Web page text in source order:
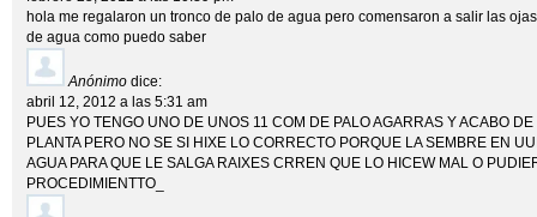
hola me regalaron un tronco de palo de agua pero comensaron a salir las
de agua como puedo saber
Anónimo dice:
abril 12, 2012 a las 5:31 am
PUES YO TENGO UNO DE UNOS 11 COM DE PALO AGARRAS Y ACABO
PLANTA PERO NO SE SI HIXE LO CORRECTO PORQUE LA SEMBRE EN
AGUA PARA QUE LE SALGA RAIXES CRREN QUE LO HICEW MAL O
PROCEDIMIENTTO_